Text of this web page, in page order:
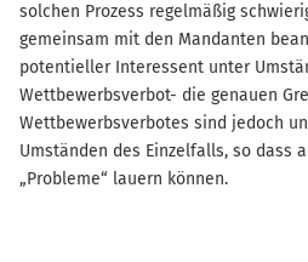
solchen Prozess regelmäßig
gemeinsam mit den Mandanten
potentieller Interessent unter
Wettbewerbsverbot- die genauen
Wettbewerbsverbotes sind jedoch
Umständen des Einzelfalls, so dass
„Probleme“ lauern können.